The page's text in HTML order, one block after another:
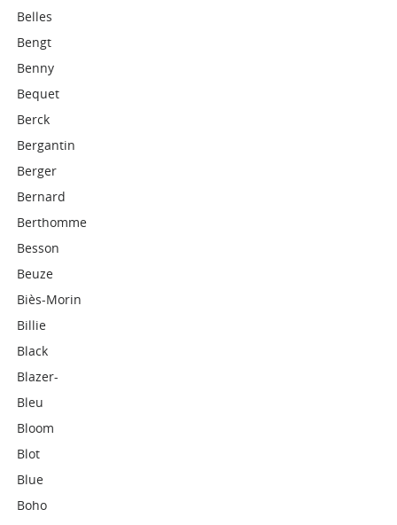
Belles
Bengt
Benny
Bequet
Berck
Bergantin
Berger
Bernard
Berthomme
Besson
Beuze
Biès-Morin
Billie
Black
Blazer-
Bleu
Bloom
Blot
Blue
Boho